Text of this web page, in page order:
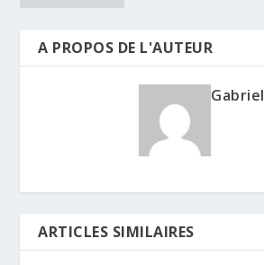
A PROPOS DE L'AUTEUR
Gabriel
ARTICLES SIMILAIRES